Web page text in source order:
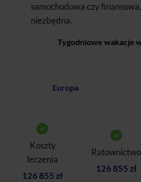
samochodowa czy
niezbędna.
Tygodniowe wakacje
Europa
Koszty
leczenia
126 855 zł
Ratownictwo
126 855 zł